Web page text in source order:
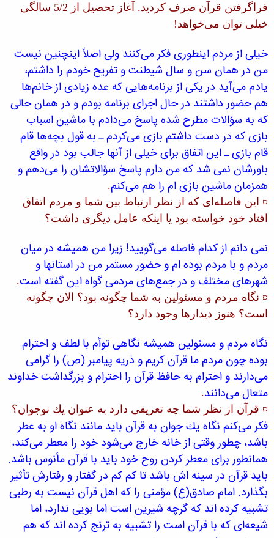
فراگرفتن قرآن صرف كردید. آغاز تحصیل از 5/2 سالگی
خیلی توان می‌خواهد!
خیلی از مردم اینطوری فكر می‌كنند ولی اصلاً اینچنین نیست
من در همان سن و سال شیطنت و تفریح خودم را داشتم،
یادم می‌آید در یكی از برنامه‌هایی كه عده زیادی از خانم‌ها
هم حضور داشتند در حال اجرای برنامه بودم و در همان حالی
كه به سؤالات مطرح شده پاسخ می‌دادم با ماشین اسباب
بازی كه در دست داشتم بازی می‌كردم ـ به قول بچه‌ها قام
قام بازی ـ این اتفاق برای خیلی از آنها جالب بود در واقع
باورشان نمی شد كه من دارم پاسخ سؤالاتشان را می‌دهم و
همزمان ماشین بازی ام را هم می‌كنم.
¤ این فاصله‌ای كه از نظر ارتباط بین شما و مردم اتفاق
افتاد خود خواسته بود یا اینكه عامل دیگری داشت؟
نمی دانم از كدام فاصله می‌گویید! زیرا من همیشه در میان
مردم و با مردم بوده ام و حضور مستمر من در استانها و
شهرهای مختلف و در جمع‌های مردمی گواه این گفته است.
¤ نگاه مردم و مسئولین به شما چگونه بود؟ الان چگونه
است؟ هنوز دیدارها وجود دارد؟
نگاه مردم و مسئولین همیشه نگاهی توأم با لطف و احترام
بوده چون مردم ما قرآن كریم و ذریه پیامبر (ص) را گرامی
می‌دارند و احترام به حافظ قرآن را احترام و بزرگداشت خداوند
متعال می‌دانند.
¤ قرآن از نظر شما چه تعریفی دارد به عنوان یك نوجوان؟
فكر می‌كنم نگاه یك جوان به قرآن باید مانند نگاه او به عطر
باشد، چطور وقتی از خانه خارج می‌شود خود را معطر می‌كند،
همانطور برای معطر كردن روح خود باید با قرآن مأنوس باشد.
باید قرآن در سینه اش باشد تا كم كم در گفتار و رفتارش تأثیر
بگذارد. امام صادق(ع) مؤمنی را كه اهل قرآن نیست به رطبی
تشبیه كرده اند كه گرچه شیرین است اما بویی ندارد، اما
شیعه‌ای كه با قرآن است را تشبیه به ترنج كرده اند كه هم